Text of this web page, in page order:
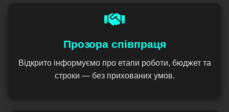
Прозора співпраця
Відкрито інформуємо про етапи роботи, бюджет та
строки — без прихованих умов.